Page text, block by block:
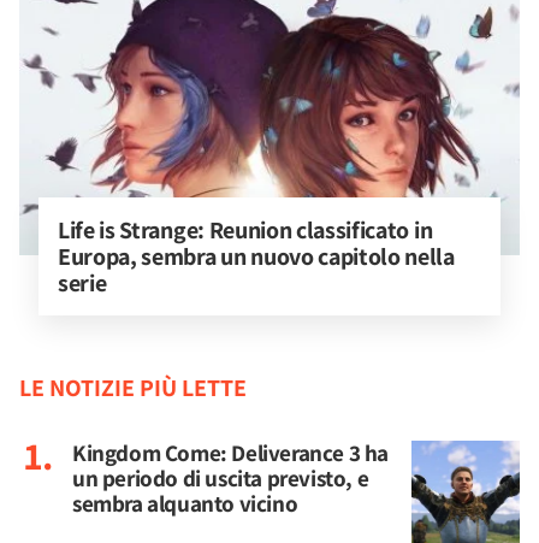
Life is Strange: Reunion classificato in
Europa, sembra un nuovo capitolo nella
serie
LE NOTIZIE PIÙ LETTE
Kingdom Come: Deliverance 3 ha
un periodo di uscita previsto, e
sembra alquanto vicino